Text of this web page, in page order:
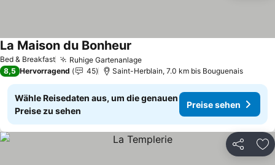
Bed & Breakfast Ruhige Gartenanlage
La Maison du Bonheur
8,5 Hervorragend 45 Saint-Herblain, 7.0 km bis Bouguenais
Wähle Reisedaten aus, um die genauen
Preise zu sehen
Preise sehen
Teilen